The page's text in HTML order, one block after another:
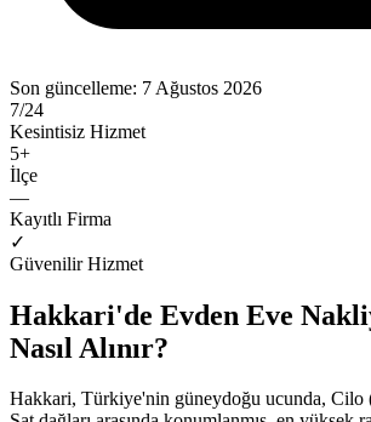
Son güncelleme: 7 Ağustos 2026
7/24
Kesintisiz Hizmet
5+
İlçe
—
Kayıtlı Firma
✓
Güvenilir Hizmet
Hakkari'de Evden Eve
Nasıl Alınır?
Hakkari, Türkiye'nin güneydoğu ucunda, Cilo